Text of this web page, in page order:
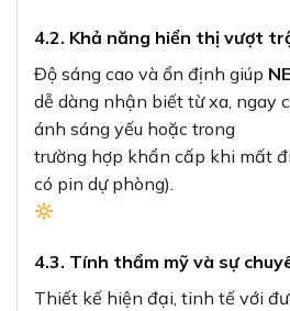
4.2. Khả năng hiển thị vượt
Độ sáng cao và ổn định giúp
dễ dàng nhận biết từ xa, ngay
ánh sáng yếu hoặc trong
trường hợp khẩn cấp khi mất
có pin dự phòng).
4.3. Tính thẩm mỹ và sự
Thiết kế hiện đại, tinh tế với